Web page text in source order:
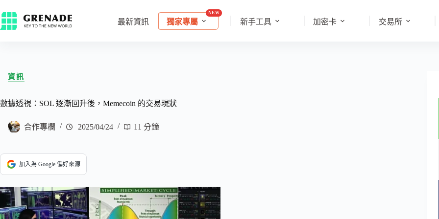
最新資訊 獨家專屬 新手工具 加密卡 交易所
資訊
數據透視：SOL 逐漸回升後，Memecoin 的交易現狀
合作專欄 2025/04/24 11 分鐘
加入為 Google 偏好來源